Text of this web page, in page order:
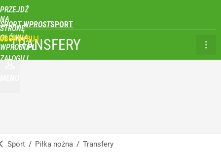
PRZEJDŹ
NA
STRONĘ
GŁÓWNĄ
WPROST.PL
SPORT WPROST
ZALOGUJ
TRANSFERY
Sport / Piłka nożna / Transfery